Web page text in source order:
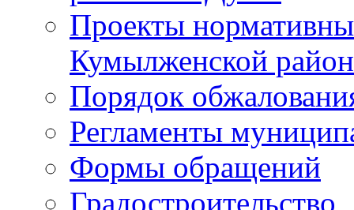
Проекты
Кумылженской
Порядок
Регламенты
Формы обращений
Градостроительство